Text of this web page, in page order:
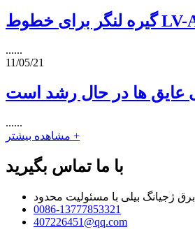
......
11/05/21
......
مشاهده بیشتر +
با ما تماس بگیرید
ژجیانگ بیلی با مسئولیت محدود
0086-13777853321
407226451@qq.com